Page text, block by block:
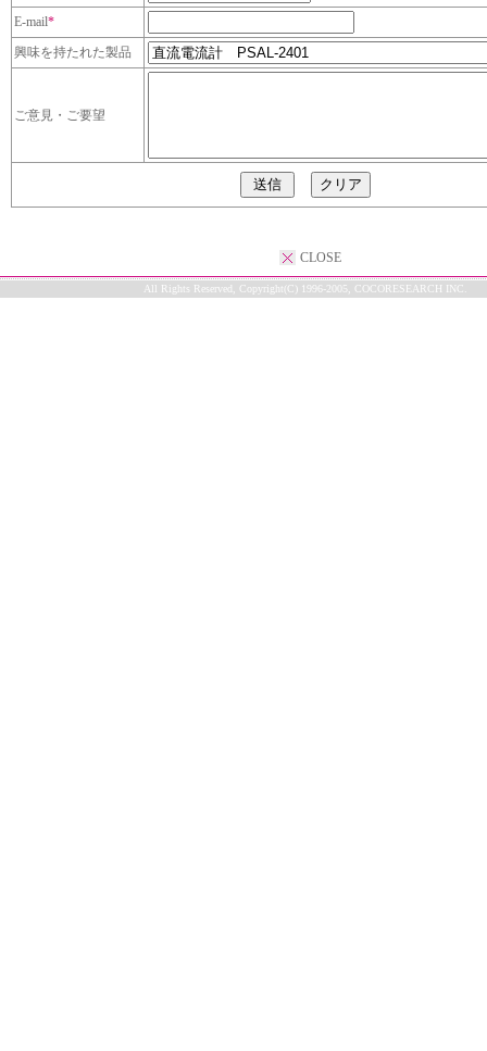
E-mail*
興味を持たれた製品
ご意見・ご要望
CLOSE
All Rights Reserved, Copyright(C) 1996-2005, COCORESEARCH INC.